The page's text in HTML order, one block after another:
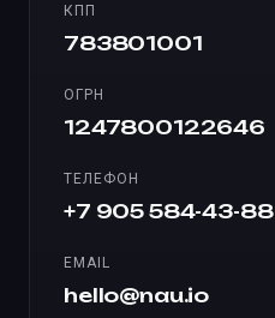
КПП
783801001
ОГРН
1247800122646
ТЕЛЕФОН
+7 905 584-43-88
EMAIL
hello@nau.io